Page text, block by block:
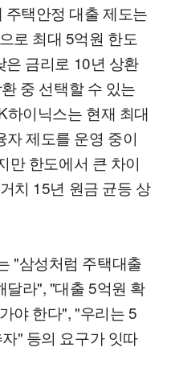
택안정 대출 제도는
로 최대 5억원 한도
은 금리로 10년 상환
중 선택할 수 있는
하이닉스는 현재 최대
자 제도를 운영 중이
만 한도에서 큰 차이
치 15년 원금 균등 상
"삼성처럼 주택대출
달라", "대출 5억원 확
야 한다", "우리는 5
" 등의 요구가 잇따